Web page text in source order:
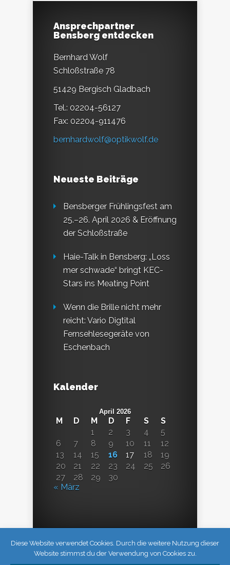
Ansprechpartner
Bensberg entdecken
Bernhard Wolf
Schloßstraße 78
51429 Bergisch Gladbach
Tel.: 02204-56127
Fax: 02204-911476
bernhardwolf@optikwolf.de
Neueste Beiträge
Bensberger Frühlingsfest am
25.–26. April 2026 & Eröffnung
der Schloßstraße
Haie-Talk in Bensberg: „Loss
mer schwade“ bringt KEC-
Stars ins Meating Point
Wenn die Brille nicht mehr
reicht: Vario Digtital
Fernsehlesegeräte von
Eschenbach
Kalender
April 2026
M D M D F S
S
1
2 3 4
5
6
7 8 9 10 11
12
13
14 15 16 17 18
19
20
21 22 23 24 25
26
27
28 29
30
« März
Diese Website verwendet Cookies. Durch die weitere Nutzung dieser
Website stimmst du der Verwendung von Cookies zu.